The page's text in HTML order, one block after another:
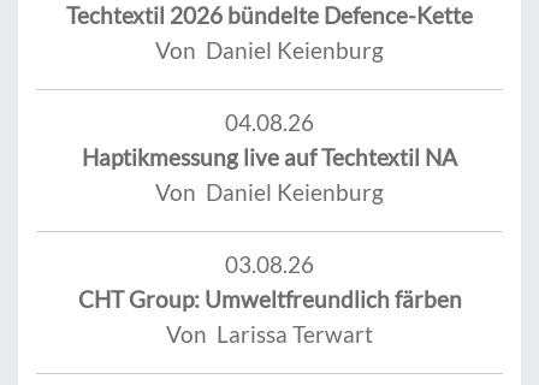
Techtextil 2026 bündelte Defence-Kette
Von Daniel Keienburg
04.08.26
Haptikmessung live auf Techtextil NA
Von Daniel Keienburg
03.08.26
CHT Group: Umweltfreundlich färben
Von Larissa Terwart